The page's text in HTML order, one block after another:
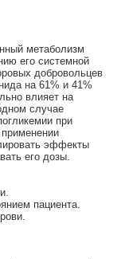
метаболизм
его системной
добровольцев
на 61% и 41%
влияет на
случае
при
эффекты
его дозы.
пациента.